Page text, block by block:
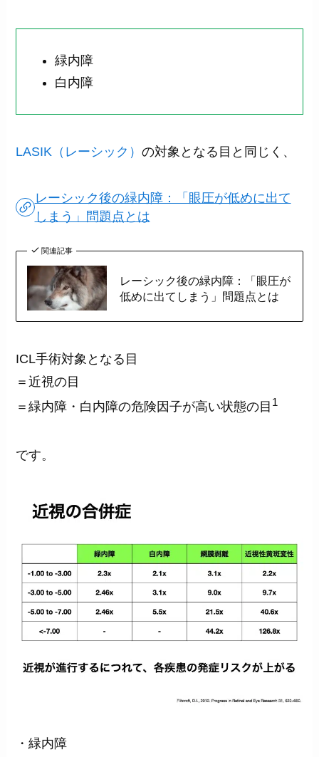
緑内障
白内障
LASIK（レーシック）の対象となる目と同じく、
レーシック後の緑内障：「眼圧が低めに出て
しまう」問題点とは
関連記事
レーシック後の緑内障：「眼圧が
低めに出てしまう」問題点とは
ICL手術対象となる目
＝近視の目
＝緑内障・白内障の危険因子が高い状態の目 1
です。
・緑内障